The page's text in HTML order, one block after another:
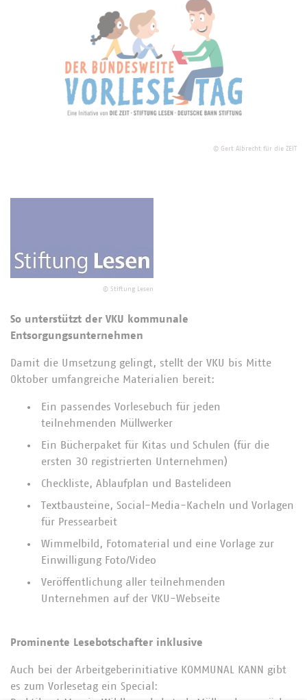
© Gert Albrecht für die ZEIT
© Stiftung Lesen
So unterstützt der VKU kommunale
Entsorgungsunternehmen
Damit die Umsetzung gelingt, stellt der VKU bis Mitte
Oktober umfangreiche Materialien bereit:
Ein passendes Vorlesebuch für jeden
teilnehmenden Müllwerker
Ein Bücherpaket für Kitas und Schulen (für die
ersten 30 registrierten Unternehmen)
Checkliste, Ablaufplan und Bastelideen
Textbausteine, Social-Media-Kacheln und Vorlagen
für Pressearbeit
Wimmelbild, Fotomaterial und eine Vorlage zur
Einwilligung Foto/Video
Veröffentlichung aller teilnehmenden
Unternehmen auf der VKU-Webseite
Prominente Lesebotschafter inklusive
Auch bei der Arbeitgeberinitiative KOMMUNAL KANN gibt
es zum Vorlesetag ein Special: